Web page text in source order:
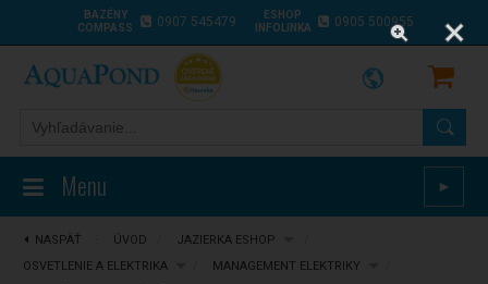
BAZÉNY
COMPASS
0907 545479
ESHOP
INFOLINKA
0905 500955
Menu ►
NASPÄŤ ÚVOD JAZIERKA ESHOP
OSVETLENIE A ELEKTRIKA
MANAGEMENT ELEKTRIKY